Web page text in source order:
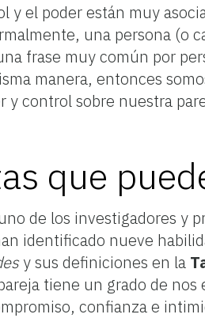
y el poder están muy
una persona (o
frase muy común por
manera, entonces
y control sobre nuestra
que
de los investigadores y
identificado nueve
y sus definiciones en la
tiene un grado de
confianza e